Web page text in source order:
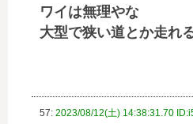
ワイは無理やな
大型で狭い道とか走れ
57: 2023/08/12(土) 14:38:31.70